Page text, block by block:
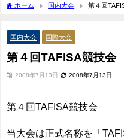
ホーム 国内大会 第４回
国内大会 国際大会
第４回TAFISA競技会
2008年7月13日 2008年7月13日
第４回TAFISA競技会
当大会は正式名称を「